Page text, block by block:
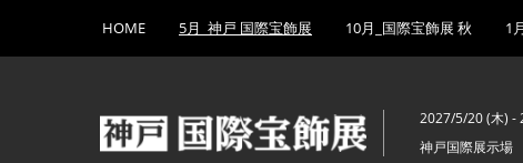
キ
し
て
to
HOME 5月_神戸 国際宝飾展 10月_国際宝飾展 秋 1
2027/5/20 (木) -
神戸国際展示場